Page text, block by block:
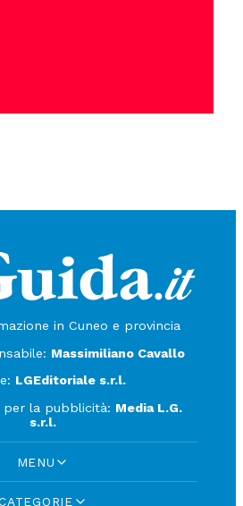
in Cuneo e provincia
Massimiliano Cavallo
LGEditoriale s.r.l.
per la pubblicità: Media L.G.
s.r.l.
MENU